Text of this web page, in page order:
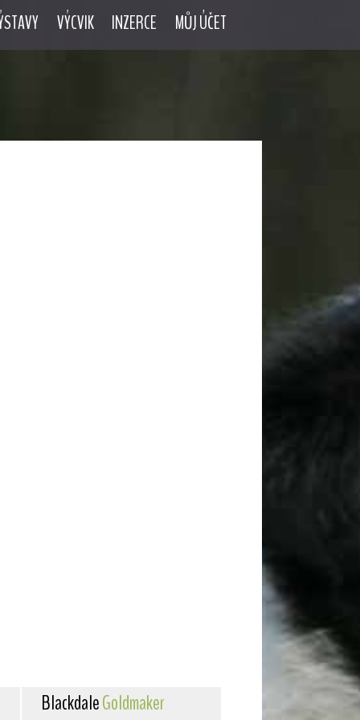
VÝCVIK INZERCE MŮJ ÚČET
BlackdaleGoldmaker